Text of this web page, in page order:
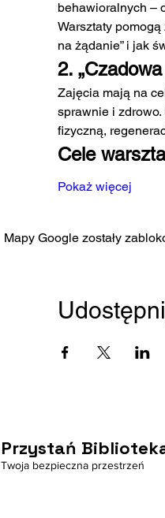
behawioralnych –
Warsztaty pomogą
na żądanie” i jak
2.
Zajęcia mają na
sprawnie i
fizyczną,
Cele
Pokaż więcej
Mapy Google zostały
Przystań
Twoja bezpieczna przestrzeń